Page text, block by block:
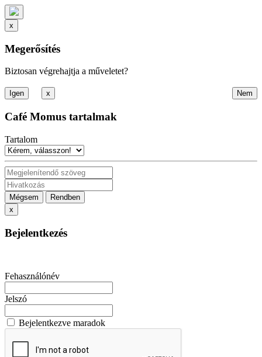
x
Megerősítés
Biztosan végrehajtja a műveletet?
x
Café Momus tartalmak
Tartalom
Mégsem
Rendben
x
Bejelentkezés
Fehasználónév
Jelszó
Bejelentkezve maradok